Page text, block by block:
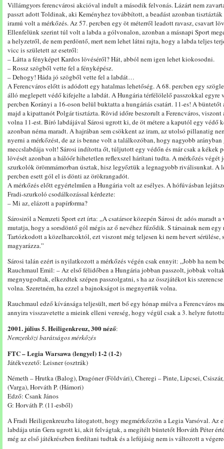
Villámgyors ferencvárosi akcióval indult a második felvonás. Lázárt nem
passzt adott Toldinak, aki Keményhez továbbított, a beadást azonban
iramú volt a mérkőzés. Az 57. percben egy öt méterről leadott ravasz, csavart
Ellenfelünk szerint túl volt a labda a gólvonalon, azonban a másnapi Sport
a helyzetről, de nem perdöntő, mert nem lehet látni rajta, hogy a labda teljes
vicc is született az esetről:
– Látta a fényképet Kardos lövéséről? Hát, abból nem igen lehet kiokosodni.
– Rossz szögből vette fel a fényképész.
– Dehogy! Háda jó szögből vette fel a labdát…
A Ferencváros előtt is adódott egy hatalmas lehetőség. A 68. percben egy
álló meglepett védő kifejelte a labdát. A Hungária térfélölelő passzokkal egyre
percben Korányi a 16-oson belül buktatta a hungáriás csatárt. 11-es! A
majd a kipattanót Polgár tisztázta. Rövid időre beszorult a Ferencváros,
volna 11-est. Bíró labdájával Sárosi ugrott ki, de öt métere a kaputól egy védő
azonban néma maradt. A hajrában sem csökkent az iram, az utolsó pillanatig
nyerni a mérkőzést, de az is benne volt a találkozóban, hogy nagyobb
meccslabdája volt! Sárosi indította őt, túljutott egy védőn és már csak a kékek
lövését azonban a hálóőr hihetetlen reflexszel hárítani tudta. A mérkőzés végét
szurkolók örömmámorban úsztak, hisz legyőztük a legnagyobb riválisunkat. A
percben esett gól el is dönti az örökrangadót.
A mérkőzés előtt egyértelműen a Hungária volt az esélyes. A hófúvásban
Fradi-szurkoló csodálkozással kérdezte:
– Mi az, elázott a papírforma?
Sárosiról a Nemzeti Sport ezt írta: „A csatársor közepén Sárosi dr. adós maradt
mutatja, hogy a sorsdöntő gól mégis az ő nevéhez fűződik. S társainak nem
Tartózkodott a közelharcoktól, ezt viszont még teljesen ki nem hevert sérülése,
magyarázza.”
Sárosi talán ezért is nyilatkozott a mérkőzés végén csak ennyit: „Jobb ha nem
Rauchmaul Emil: – Az első félidőben a Hungária jobban passzolt, jobbak
megnyugodtak, elkezdtek szépen passzolgatni, s ha az összjátékot kis
volna. Szeretném, ha ezzel a bajnokságot is megnyertük volna.
Rauchmaul edző kívánsága teljesült, mert bő egy hónap múlva a Ferencváros
annyira visszavetette a mieink elleni vereség, hogy végül csak a 3. helyre
2001. július 5. Heiligenkreuz, 300 néző:
Nemzetközi barátságos mérkőzés
FTC – Legia Warsawa (lengyel) 1-2 (1-2)
Játékvezető: Leisner (osztrák)
Németh – Hrutka (Balog), Dragóner (Földvári), Cheregi – Pinte, Lipcsei,
(Varga), Horváth P. (Hámori)
Edző: Csank János
G: Horváth P. (11-esből)
A Fradi Heiligenkreuzba látogatott, hogy megmérkőzzön a Legia Varsóval. Az
labdája után Gera ugrott ki, akit felvágtak, a megítélt büntetőt Horváth Péter
még az első játékrészben fordítani tudtak és a lefújásig nem is változott a